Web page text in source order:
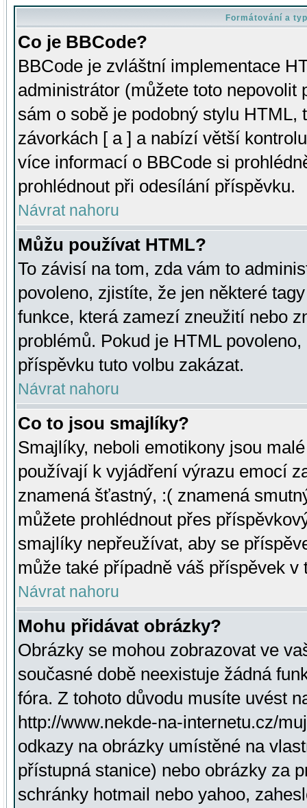
Formátování a
Co je BBCode?
BBCode je zvláštní implementace
administrátor (můžete toto
sám o sobě je podobný stylu HTML,
závorkách [ a ] a nabízí větší
více informací o BBCode si
prohlédnout při odesílání příspěvku.
Návrat nahoru
Můžu používat HTML?
To závisí na tom, zda vám to
povoleno, zjistíte, že jen některé
funkce, která zamezí zneužití nebo
problémů. Pokud je HTML
příspěvku tuto volbu zakázat.
Návrat nahoru
Co to jsou smajlíky?
Smajlíky, neboli emotikony jsou
používají k vyjádření výrazu emocí
znamená šťastný, :( znamená
můžete prohlédnout přes
smajlíky nepřeužívat, aby se
může také případně váš příspěvek v
Návrat nahoru
Mohu přidávat obrázky?
Obrázky se mohou zobrazovat ve
současné době neexistuje žádná
fóra. Z tohoto důvodu musíte uvést
http://www.nekde-na-internetu.cz/
odkazy na obrázky umístěné na
přístupná stanice) nebo obrázky za
schránky hotmail nebo yahoo,